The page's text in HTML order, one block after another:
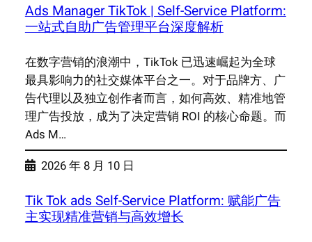
Ads Manager TikTok | Self-Service Platform:
一站式自助广告管理平台深度解析
在数字营销的浪潮中，TikTok 已迅速崛起为全球
最具影响力的社交媒体平台之一。对于品牌方、广
告代理以及独立创作者而言，如何高效、精准地管
理广告投放，成为了决定营销 ROI 的核心命题。而
Ads M…
2026 年 8 月 10 日
Tik Tok ads Self-Service Platform: 赋能广告
主实现精准营销与高效增长